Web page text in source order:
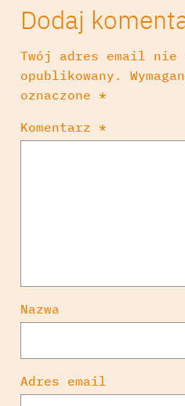
Dodaj
Twój adres email nie
opublikowany.
oznaczone *
Komentarz *
Nazwa
Adres email